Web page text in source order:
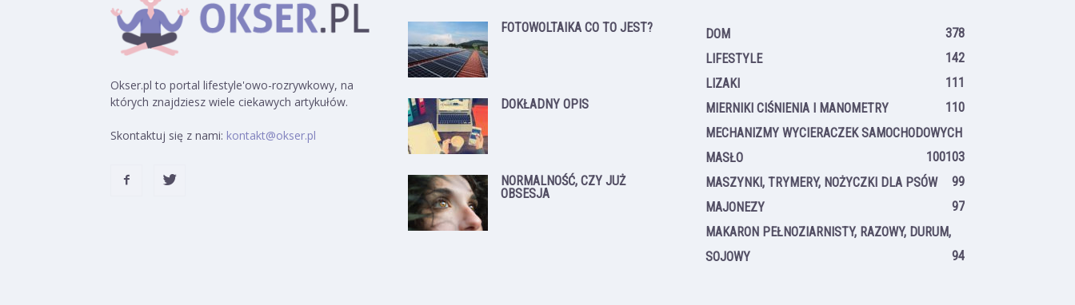
Okser.pl to portal lifestyle'owo-rozrywkowy, na
których znajdziesz wiele ciekawych artykułów.
Skontaktuj się z nami: kontakt@okser.pl
FOTOWOLTAIKA CO TO JEST?
DOKŁADNY OPIS
NORMALNOŚĆ, CZY JUŻ
OBSESJA
DOM
378
LIFESTYLE
142
LIZAKI
111
MIERNIKI CIŚNIENIA I MANOMETRY
110
MECHANIZMY WYCIERACZEK SAMOCHODOWYCH
103
MASŁO
100
MASZYNKI, TRYMERY, NOŻYCZKI DLA PSÓW
99
MAJONEZY
97
MAKARON PEŁNOZIARNISTY, RAZOWY, DURUM,
SOJOWY
94